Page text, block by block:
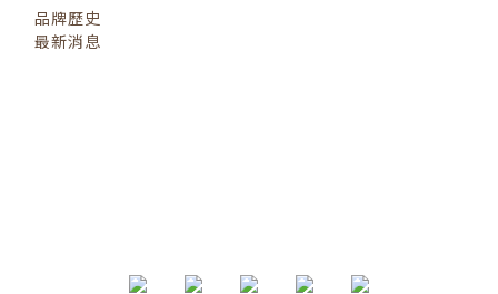
品牌歷史
最新消息